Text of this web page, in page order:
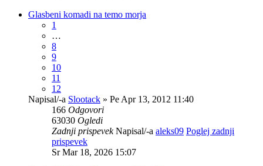
Glasbeni komadi na temo morja
1
…
8
9
10
11
12
Napisal/-a Slootack » Pe Apr 13, 2012 11:40
166 Odgovori
63030 Ogledi
Zadnji prispevekNapisal/-a aleks09 Poglej zadnji
prispevek
Sr Mar 18, 2026 15:07